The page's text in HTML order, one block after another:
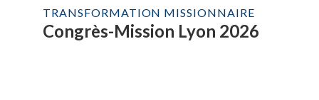
TRANSFORMATION MISSIONNAIRE
Congrès-Mission Lyon 2026